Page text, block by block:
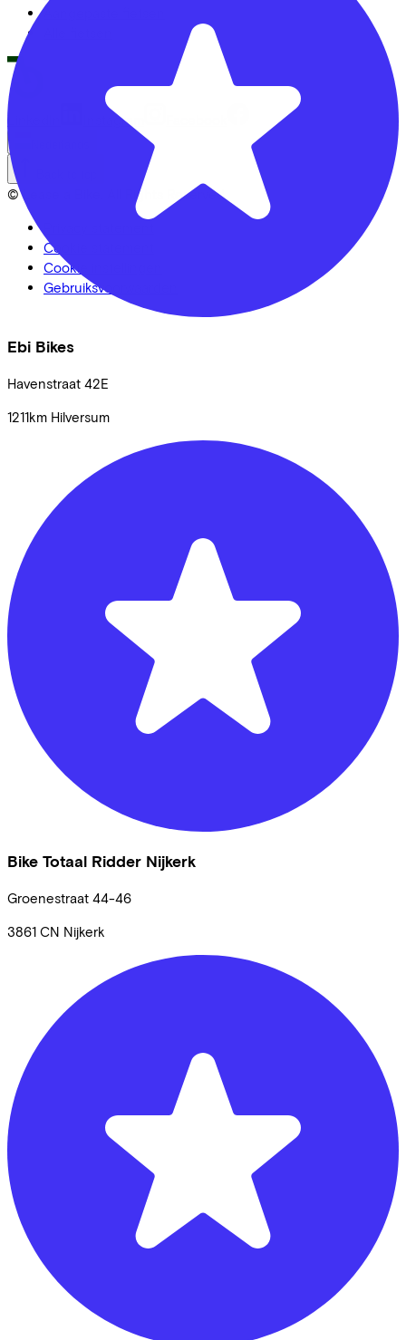
Ebi Bikes
Havenstraat 42E
1211km Hilversum
Bike Totaal Ridder Nijkerk
Groenestraat 44-46
3861 CN Nijkerk
Aangepaste fietsen
LinkedIn Instagram
© Lease a Bike. All Rights Reserved.
Cookie statement
Cookie instellingen
Gebruiksvoorwaarden